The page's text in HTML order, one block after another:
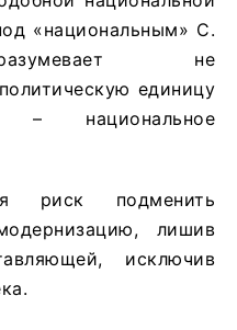
«национальным» С.
не
единицу
– национальное
риск подменить
лишив
исключив